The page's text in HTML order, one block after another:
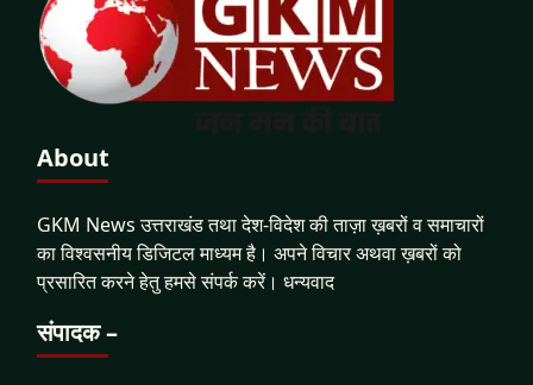
About
GKM News उत्तराखंड तथा देश-विदेश की ताज़ा ख़बरों व समाचारों
का विश्वसनीय डिजिटल माध्यम है। अपने विचार अथवा ख़बरों को
प्रसारित करने हेतु हमसे संपर्क करें। धन्यवाद
संपादक –